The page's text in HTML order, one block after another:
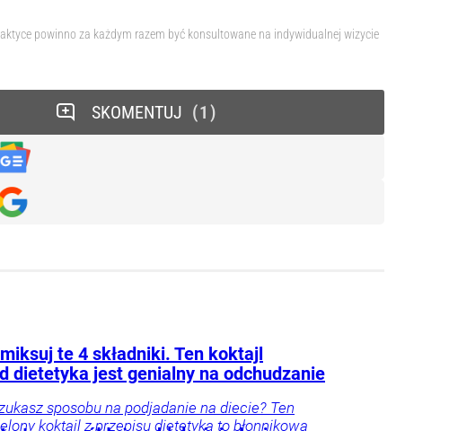
powinno za każdym razem być konsultowane na indywidualnej wizycie
SKOMENTUJ 1
te 4 składniki. Ten koktajl
dietetyka jest genialny na odchudzanie
sposobu na podjadanie na diecie? Ten
koktajl z przepisu dietetyka to błonnikowa